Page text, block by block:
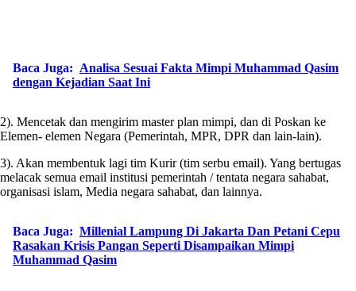
Baca Juga: Analisa Sesuai Fakta Mimpi Muhammad Qasim
dengan Kejadian Saat Ini
2). Mencetak dan mengirim master plan mimpi, dan di Poskan ke
Elemen- elemen Negara (Pemerintah, MPR, DPR dan lain-lain).
3). Akan membentuk lagi tim Kurir (tim serbu email). Yang bertugas
melacak semua email institusi pemerintah / tentata negara sahabat,
organisasi islam, Media negara sahabat, dan lainnya.
Baca Juga: Millenial Lampung Di Jakarta Dan Petani Cepu
Rasakan Krisis Pangan Seperti Disampaikan Mimpi
Muhammad Qasim